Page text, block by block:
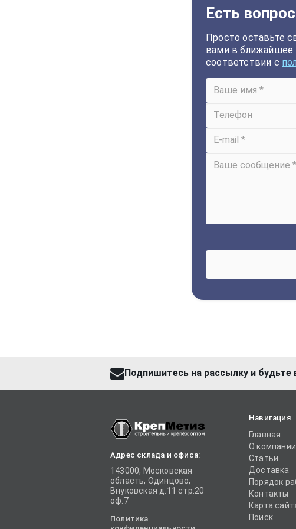
Есть
Просто оставьте
вами в ближайшее
соответствии с
Подпишитесь на рассылку и будьте
Адрес склада и офиса:
143000, Московская
область, Одинцово,
Внуковская д.11 стр.20
оф.7
Политика
Навигация
Главная
О компании
Статьи
Доставка
Порядок
Контакты
Карта
Поиск